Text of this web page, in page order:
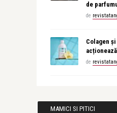
de
de
Colagen
de
MAMICI SI PITICI